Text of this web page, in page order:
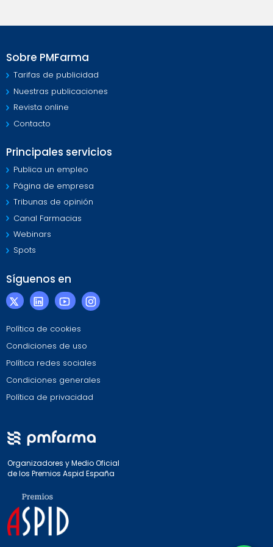
Sobre PMFarma
Tarifas de publicidad
Nuestras publicaciones
Revista online
Contacto
Principales servicios
Publica un empleo
Página de empresa
Tribunas de opinión
Canal Farmacias
Webinars
Spots
Síguenos en
Política de cookies
Condiciones de uso
Política redes sociales
Condiciones generales
Política de privacidad
Organizadores y Medio Oficial
de los Premios Aspid España